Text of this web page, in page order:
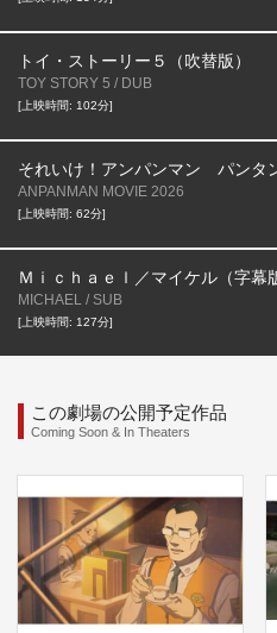
トイ・ストーリー５（吹替版）
TOY STORY 5 / DUB
[上映時間: 102分]
それいけ！アンパンマン パンタ
ANPANMAN MOVIE 2026
[上映時間: 62分]
Ｍｉｃｈａｅｌ／マイケル（字幕
MICHAEL / SUB
[上映時間: 127分]
この劇場の公開予定作品
Coming Soon & In Theaters